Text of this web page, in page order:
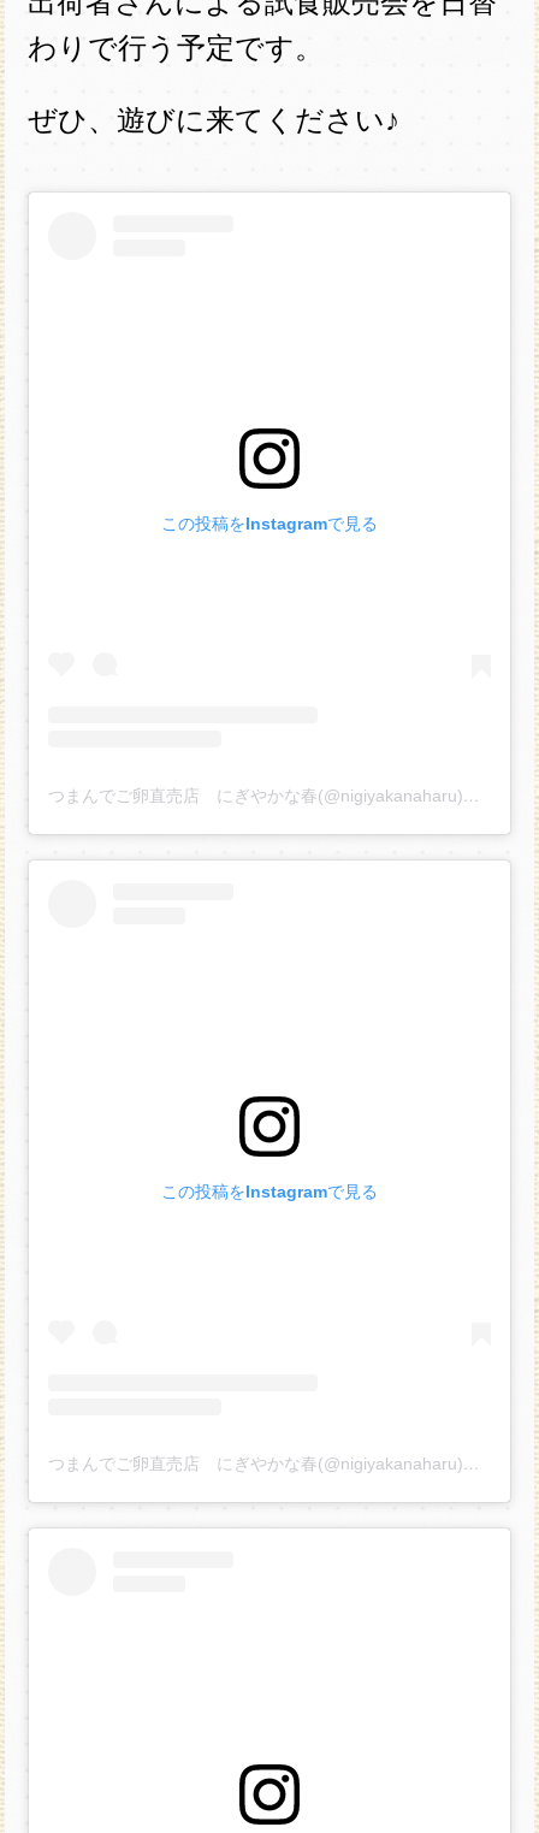
わりで行う予定です。
ぜひ、遊びに来てください♪
この投稿をInstagramで見る
つまんでご卵直売店 にぎやかな春(@nigiyakanaharu)がシェアした投稿
この投稿をInstagramで見る
つまんでご卵直売店 にぎやかな春(@nigiyakanaharu)がシェアした投稿